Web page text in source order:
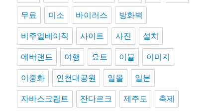
무료 미소 바이러스 방화벽
비주얼베이직 사이트 사진 설치
에버랜드 여행 요트 이뮬 이미지
이중화 인천대공원 일몰 일본
자바스크립트 잔다르크 제주도 축제